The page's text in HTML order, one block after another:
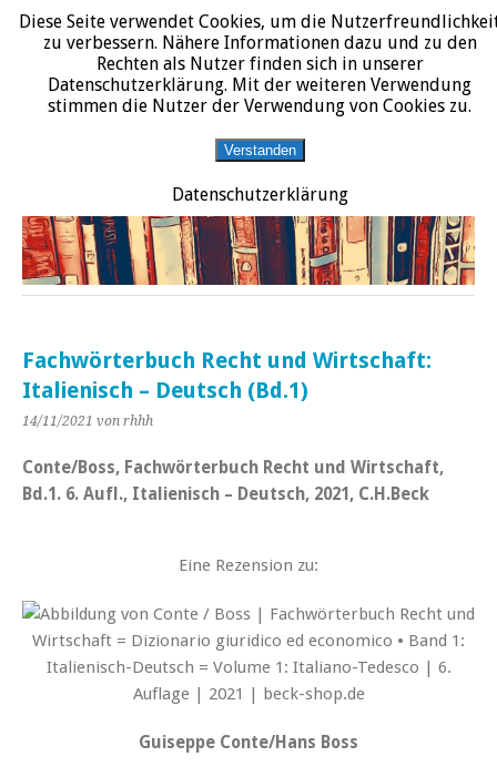
START DATENSCHUTZERKLÄRUNG IMPRESSUM ÜBER JURALIT
JURALIT
Rezensionen juristischer Literatur
Fachwörterbuch Recht und Wirtschaft:
Italienisch – Deutsch (Bd.1)
14/11/2021 von rhhh
Conte/Boss, Fachwörterbuch Recht und Wirtschaft,
Bd.1. 6. Aufl., Italienisch – Deutsch, 2021, C.H.Beck
Eine Rezension zu:
Guiseppe Conte/Hans Boss
Diese Seite verwendet Cookies, um die
zu verbessern. Nähere Informationen dazu und zu den
Rechten als Nutzer finden sich in unserer
Datenschutzerklärung. Mit der weiteren Verwendung
stimmen die Nutzer der Verwendung von Cookies zu.
Verstanden
Datenschutzerklärung